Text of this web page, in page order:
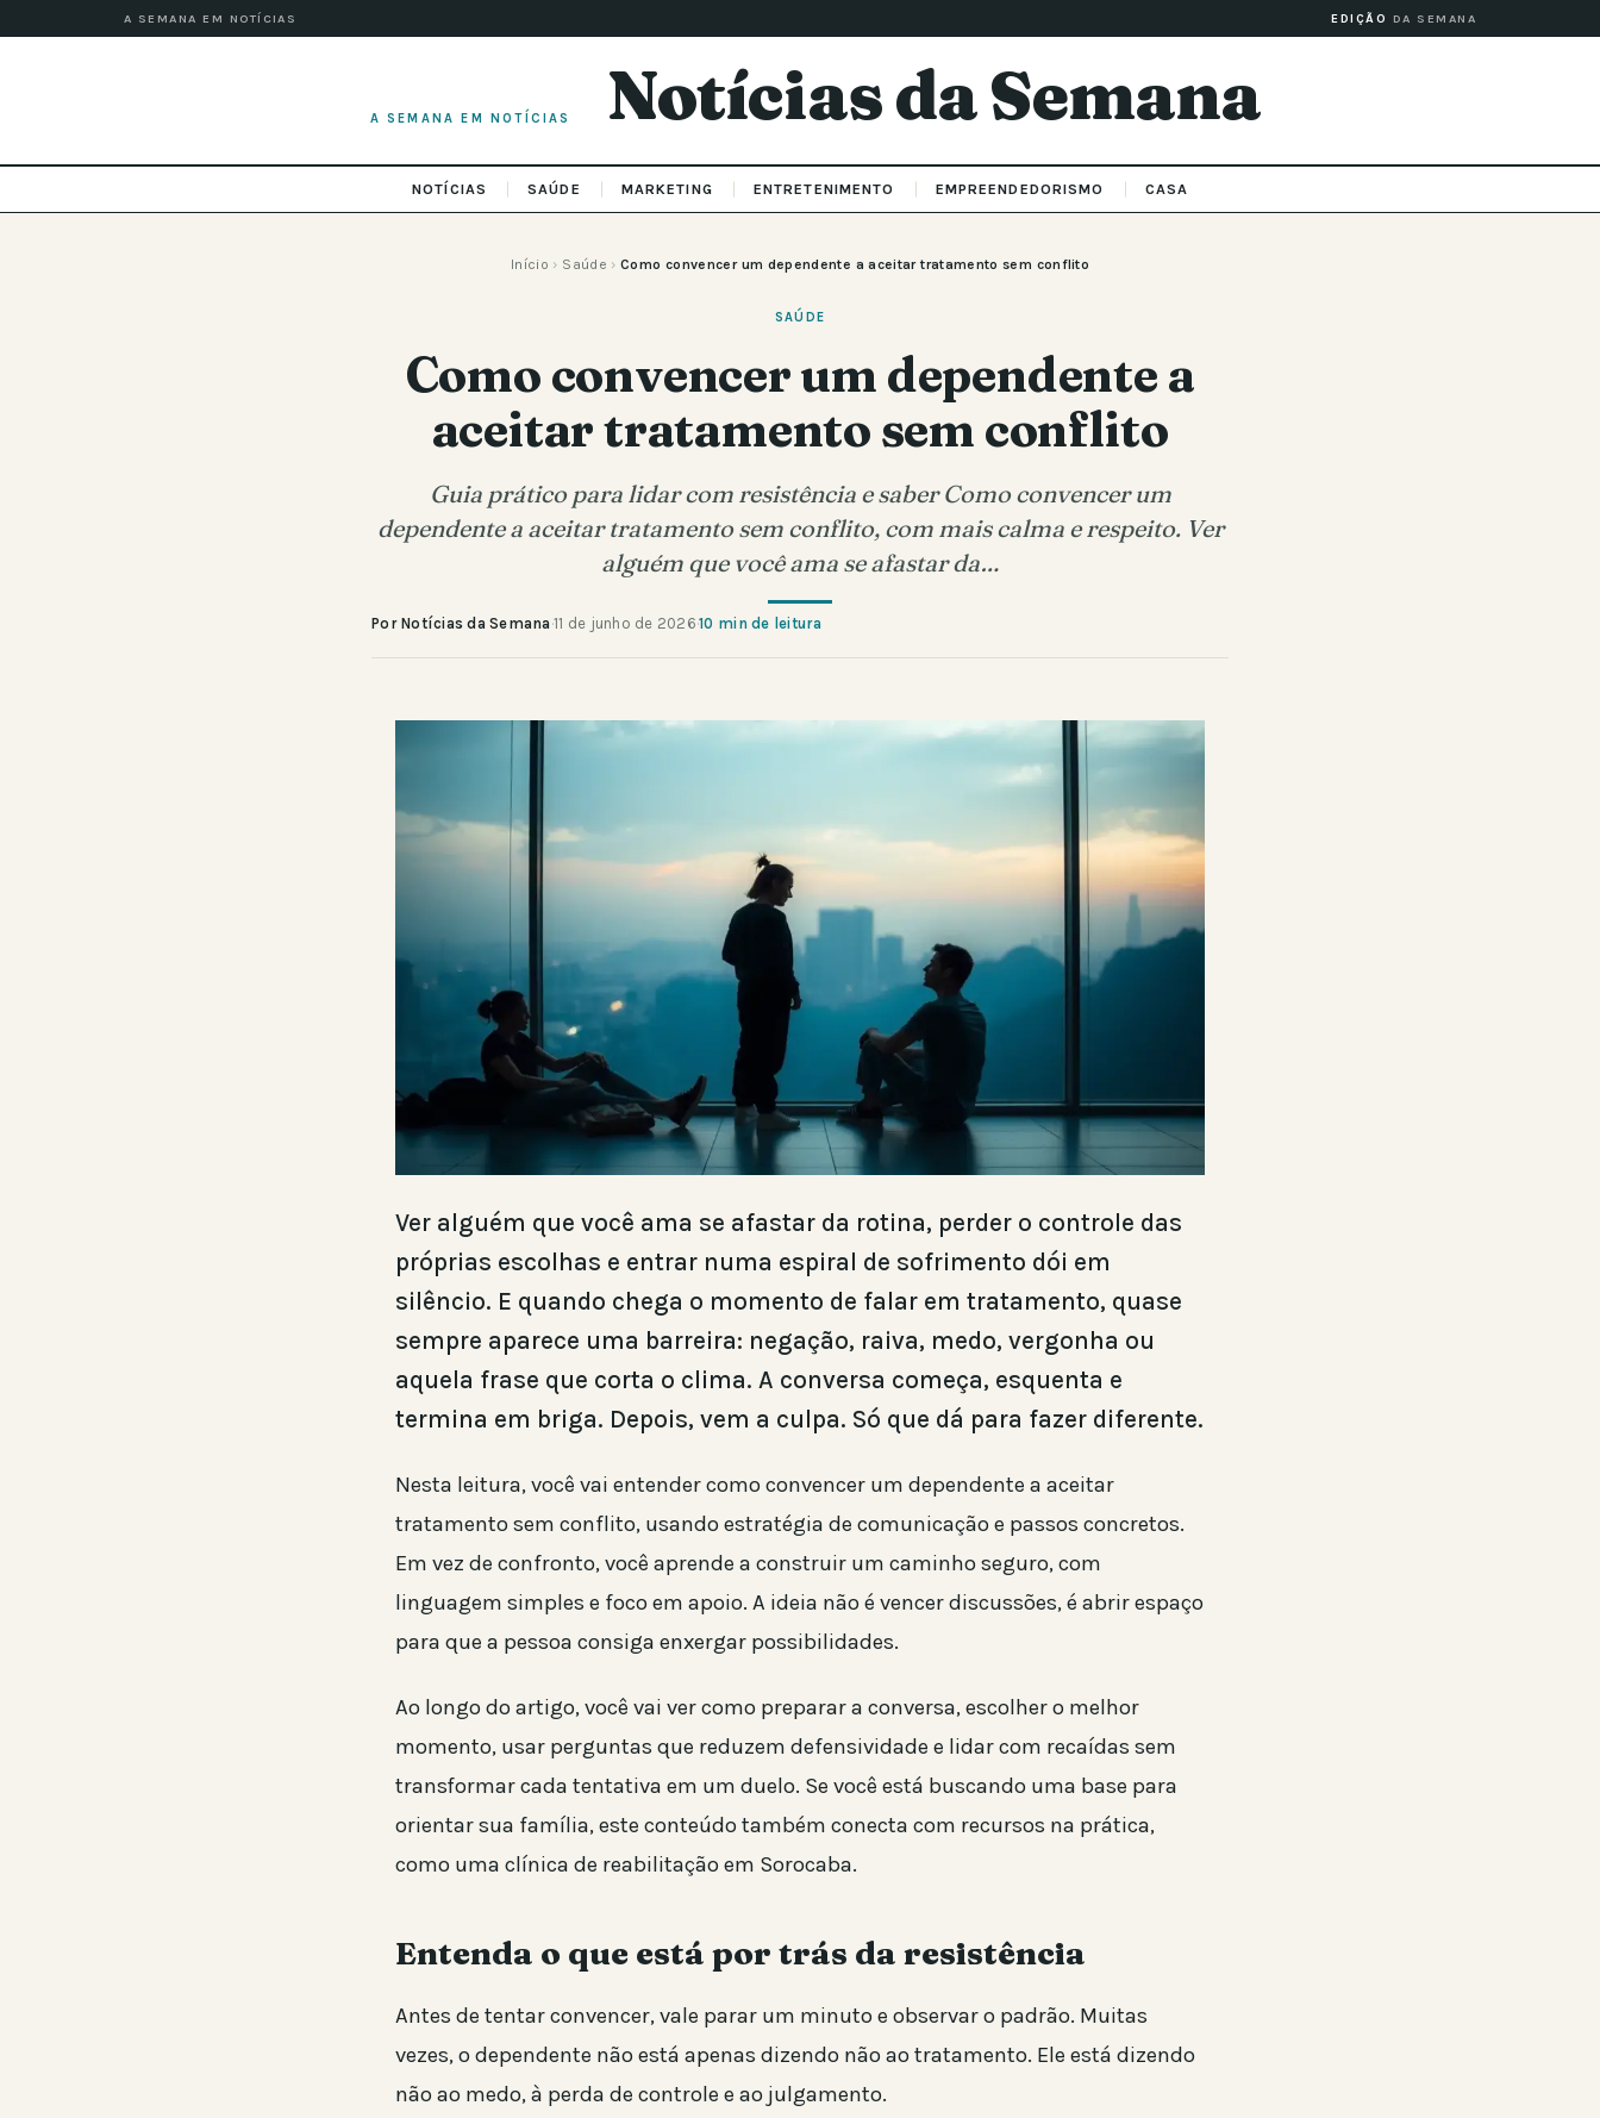
A SEMANA EM NOTÍCIAS EDIÇÃO DA SEMANA
A SEMANA EM NOTÍCIAS Notícias da Semana
NOTÍCIAS SAÚDE MARKETING ENTRETENIMENTO EMPREENDEDORISMO CASA
Início › Saúde › Como convencer um dependente a aceitar tratamento sem conflito
SAÚDE
Como convencer um dependente a
aceitar tratamento sem conflito
Guia prático para lidar com resistência e saber Como convencer um
dependente a aceitar tratamento sem conflito, com mais calma e respeito. Ver
alguém que você ama se afastar da…
Por Notícias da Semana ·11 de junho de 2026·10 min de leitura
Ver alguém que você ama se afastar da rotina, perder o controle das
próprias escolhas e entrar numa espiral de sofrimento dói em
silêncio. E quando chega o momento de falar em tratamento, quase
sempre aparece uma barreira: negação, raiva, medo, vergonha ou
aquela frase que corta o clima. A conversa começa, esquenta e
termina em briga. Depois, vem a culpa. Só que dá para fazer diferente.
Nesta leitura, você vai entender como convencer um dependente a aceitar
tratamento sem conflito, usando estratégia de comunicação e passos concretos.
Em vez de confronto, você aprende a construir um caminho seguro, com
linguagem simples e foco em apoio. A ideia não é vencer discussões, é abrir espaço
para que a pessoa consiga enxergar possibilidades.
Ao longo do artigo, você vai ver como preparar a conversa, escolher o melhor
momento, usar perguntas que reduzem defensividade e lidar com recaídas sem
transformar cada tentativa em um duelo. Se você está buscando uma base para
orientar sua família, este conteúdo também conecta com recursos na prática,
como uma clínica de reabilitação em Sorocaba.
Entenda o que está por trás da resistência
Antes de tentar convencer, vale parar um minuto e observar o padrão. Muitas
vezes, o dependente não está apenas dizendo não ao tratamento. Ele está dizendo
não ao medo, à perda de controle e ao julgamento.